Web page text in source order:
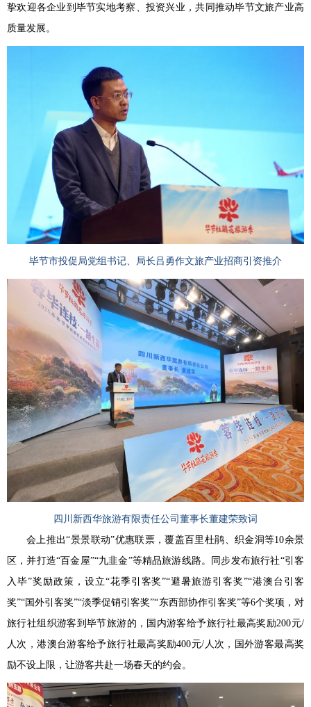
挚欢迎各企业到毕节实地考察、投资兴业，共同推动毕节文旅产业高
质量发展。
毕节市投促局党组书记、局长吕勇作文旅产业招商引资推介
四川新西华旅游有限责任公司董事长董建荣致词
会上推出“景景联动”优惠联票，覆盖百里杜鹃、织金洞等10余景
区，并打造“百金屋”“九韭金”等精品旅游线路。同步发布旅行社“引客
入毕”奖励政策，设立“花季引客奖”“避暑旅游引客奖”“港澳台引客
奖”“国外引客奖”“淡季促销引客奖”“东西部协作引客奖”等6个奖项，对
旅行社组织游客到毕节旅游的，国内游客给予旅行社最高奖励200元/
人次，港澳台游客给予旅行社最高奖励400元/人次，国外游客最高奖
励不设上限 ，让游客共赴一场春天的约会。